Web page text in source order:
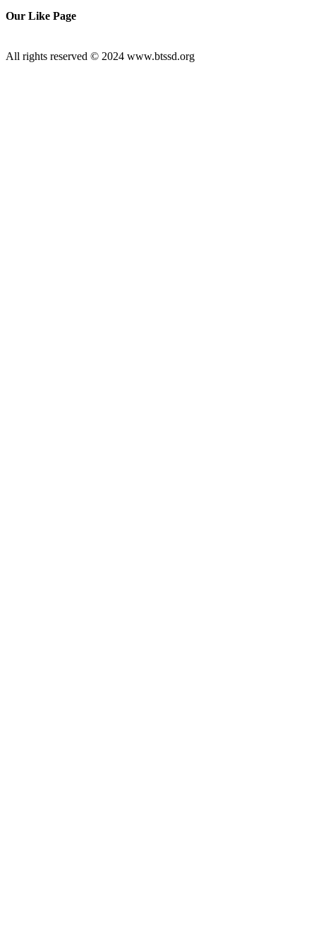
Our Like Page
All rights reserved © 2024 www.btssd.org